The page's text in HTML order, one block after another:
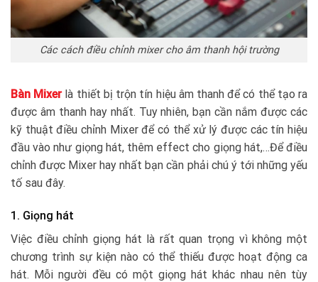
Các cách điều chỉnh mixer cho âm thanh hội trường
Bàn Mixerlà thiết bị trộn tín hiệu âm thanh để có thể tạo ra
được âm thanh hay nhất. Tuy nhiên, bạn cần nắm được các
kỹ thuật điều chỉnh Mixer để có thể xử lý được các tín hiệu
đầu vào như giọng hát, thêm effect cho giọng hát,…Để điều
chỉnh được Mixer hay nhất bạn cần phải chú ý tới những yếu
tố sau đây.
1. Giọng hát
Việc điều chỉnh giọng hát là rất quan trọng vì không một
chương trình sự kiện nào có thể thiếu được hoạt động ca
hát. Mỗi người đều có một giọng hát khác nhau nên tùy